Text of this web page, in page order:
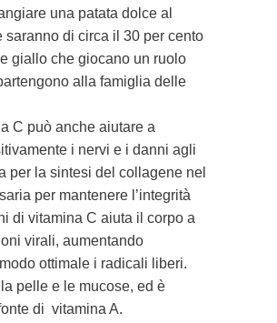
una patata dolce al
di circa il 30 per cento
giallo che giocano un ruolo
alla famiglia delle
C può anche aiutare a
i nervi e i danni agli
per la sintesi del collagene nel
per mantenere l’integrità
di vitamina C aiuta il corpo a
virali, aumentando
ottimale i radicali liberi.
pelle e le mucose, ed è
di vitamina A.